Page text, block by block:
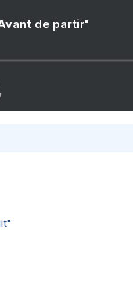
de partir"